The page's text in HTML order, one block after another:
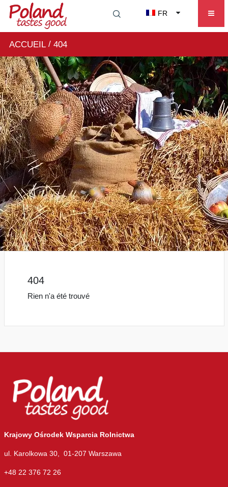
FR
ACCUEIL/ 404
404
Rien n'a été trouvé
Krajowy Ośrodek Wsparcia Rolnictwa
ul. Karolkowa 30, 01-207 Warszawa
+48 22 376 72 26